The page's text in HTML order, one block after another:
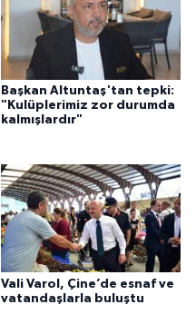
Başkan Altuntaş'tan tepki:
"Kulüplerimiz zor durumda
kalmışlardır"
Vali Varol, Çine’de esnaf ve
vatandaşlarla buluştu